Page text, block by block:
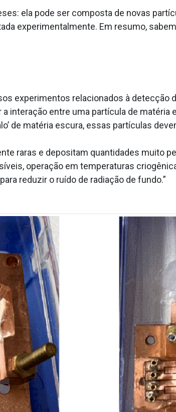
ela pode ser composta de novas
experimentalmente. Em resumo,
experimentos relacionados à detecção
entre uma partícula de matéria
de matéria escura, essas partículas
raras e depositam quantidades muito
operação em temperaturas
reduzir o ruído de radiação de fundo.”